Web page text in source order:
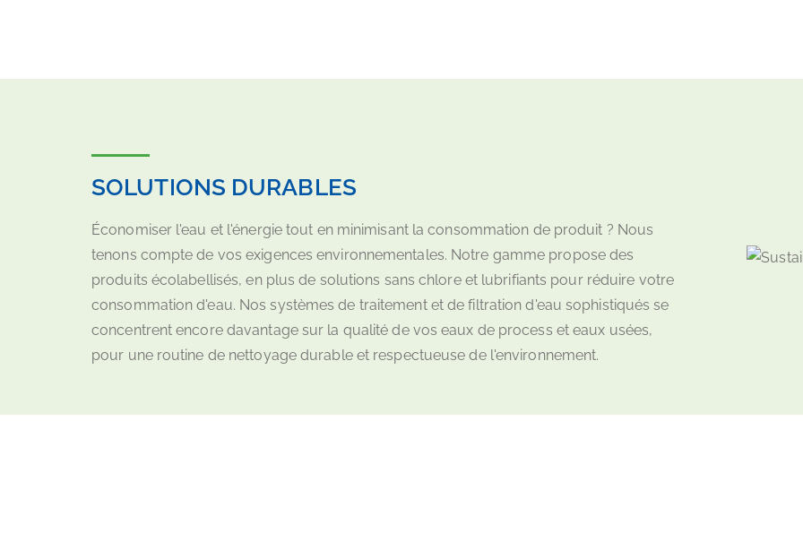
SOLUTIONS DURABLES
Économiser l'eau et l'énergie tout en minimisant la consommation de produit ? Nous
tenons compte de vos exigences environnementales. Notre gamme propose des
produits écolabellisés, en plus de solutions sans chlore et lubrifiants pour réduire votre
consommation d'eau. Nos systèmes de traitement et de filtration d'eau sophistiqués se
concentrent encore davantage sur la qualité de vos eaux de process et eaux usées,
pour une routine de nettoyage durable et respectueuse de l'environnement.